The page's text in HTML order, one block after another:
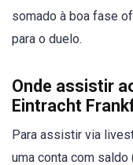
somado à boa fase
para o duelo.
Onde assistir
Eintracht
Para assistir via
uma conta com